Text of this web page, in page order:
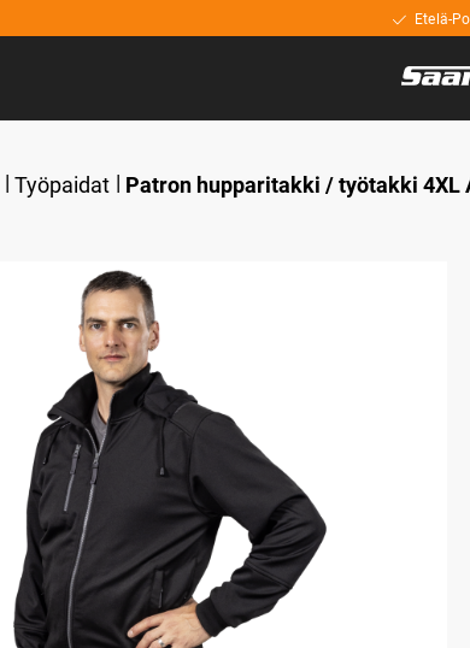
Etelä-
Työpaidat Patron hupparitakki / työtakki 4XL